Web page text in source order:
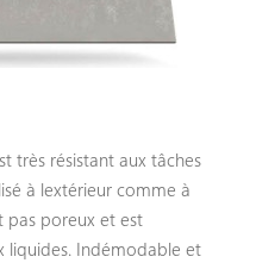
Pro
très résistant aux tâches
à lextérieur comme à
pas poreux et est
liquides. Indémodable et